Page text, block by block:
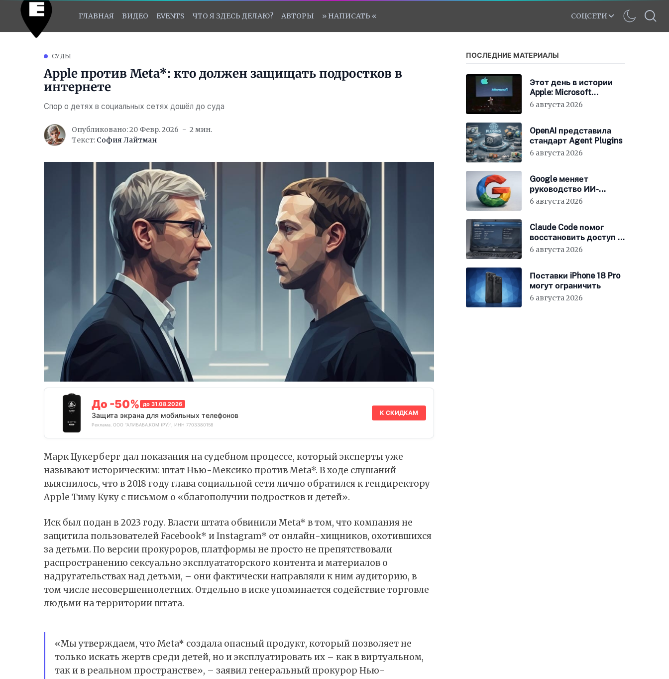
ГЛАВНАЯ ВИДЕО EVENTS ЧТО Я ЗДЕСЬ ДЕЛАЮ? АВТОРЫ » НАПИСАТЬ « СОЦСЕТИ
СУДЫ
Apple против Meta*: кто должен защищать подростков в
интернете
Спор о детях в социальных сетях дошёл до суда
Опубликовано: 20 Февр. 2026
2 мин.
Текст: София Лайтман
До -50% до 31.08.2026
Защита экрана для мобильных телефонов
Реклама. ООО "АЛИБАБА.КОМ (РУ)", ИНН 7703380158
К СКИДКАМ
Марк Цукерберг дал показания на судебном процессе, который эксперты уже
называют историческим: штат Нью-Мексико против Meta*. В ходе слушаний
выяснилось, что в 2018 году глава социальной сети лично обратился к гендиректору
Apple Тиму Куку с письмом о «благополучии подростков и детей».
Иск был подан в 2023 году. Власти штата обвинили Meta* в том, что компания не
защитила пользователей Facebook* и Instagram* от онлайн-хищников, охотившихся
за детьми. По версии прокуроров, платформы не просто не препятствовали
распространению сексуально эксплуататорского контента и материалов о
надругательствах над детьми, – они фактически направляли к ним аудиторию, в
том числе несовершеннолетних. Отдельно в иске упоминается содействие торговле
людьми на территории штата.
«Мы утверждаем, что Meta* создала опасный продукт, который позволяет не
только искать жертв среди детей, но и эксплуатировать их – как в виртуальном,
так и в реальном пространстве», – заявил генеральный прокурор Нью-
ПОСЛЕДНИЕ МАТЕРИАЛЫ
Этот день в истории
Apple: Microsoft
инвестирует в Apple
6 августа 2026
OpenAI представила
стандарт Agent Plugins
6 августа 2026
Google меняет
руководство ИИ-
направления
6 августа 2026
Claude Code помог
восстановить доступ к
BIOS ноутбука
6 августа 2026
Поставки iPhone 18 Pro
могут ограничить
6 августа 2026